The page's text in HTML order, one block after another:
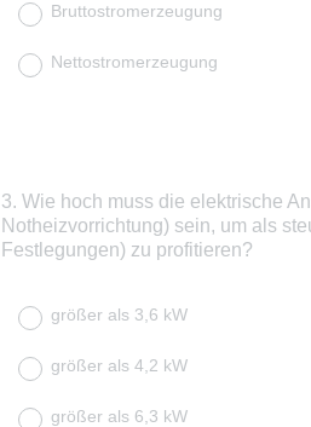
Bruttostromerzeugung
Nettostromerzeugung
Question
Title
3. Wie hoch muss die elektrische
Notheizvorrichtung) sein, um als
Festlegungen) zu profitieren?
größer als 3,6 kW
größer als 4,2 kW
größer als 6,3 kW